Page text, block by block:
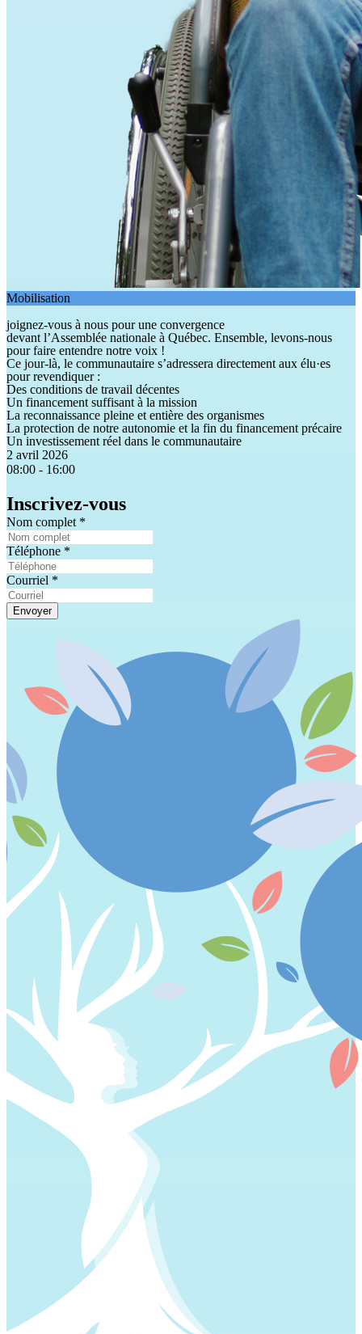
Mobilisation
joignez-vous à nous pour une convergence
devant l’Assemblée nationale à Québec. Ensemble, levons-nous
pour faire entendre notre voix !
Ce jour-là, le communautaire s’adressera directement aux élu·es
pour revendiquer :
Des conditions de travail décentes
Un financement suffisant à la mission
La reconnaissance pleine et entière des organismes
La protection de notre autonomie et la fin du financement précaire
Un investissement réel dans le communautaire
2 avril 2026
08:00 - 16:00
Inscrivez-vous
Nom complet *
Téléphone *
Courriel *
Envoyer